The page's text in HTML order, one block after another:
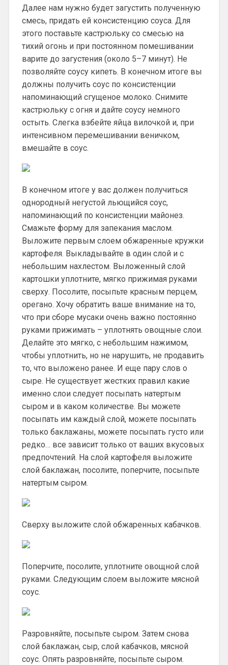
Далее нам нужно будет загустить полученную
смесь, придать ей консистенцию соуса. Для
этого поставьте кастрюльку со смесью на
тихий огонь и при постоянном помешивании
варите до загустения (около 5–7 минут). Не
позволяйте соусу кипеть. В конечном итоге вы
должны получить соус по консистенции
напоминающий сгущеное молоко. Снимите
кастрюльку с огня и дайте соусу немного
остыть. Слегка взбейте яйца вилочкой и, при
интенсивном перемешивании веничком,
вмешайте в соус.
В конечном итоге у вас должен получиться
однородный негустой льющийся соус,
напоминающий по консистенции майонез.
Смажьте форму для запекания маслом.
Выложите первым слоем обжаренные кружки
картофеля. Выкладывайте в один слой и с
небольшим нахлестом. Выложенный слой
картошки уплотните, мягко прижимая руками
сверху. Посолите, посыпьте красным перцем,
орегано. Хочу обратить ваше внимание на то,
что при сборе мусаки очень важно постоянно
руками прижимать – уплотнять овощные слои.
Делайте это мягко, с небольшим нажимом,
чтобы уплотнить, но не нарушить, не продавить
то, что выложено ранее. И еще пару слов о
сыре. Не существует жестких правил какие
именно слои следует посыпать натертым
сыром и в каком количестве. Вы можете
посыпать им каждый слой, можете посыпать
только баклажаны, можете посыпать густо или
редко… все зависит только от ваших вкусовых
предпочтений. На слой картофеля выложите
слой баклажан, посолите, поперчите, посыпьте
натертым сыром.
Сверху выложите слой обжаренных кабачков.
Поперчите, посолите, уплотните овощной слой
руками. Следующим слоем выложите мясной
соус.
Разровняйте, посыпьте сыром. Затем снова
слой баклажан, сыр, слой кабачков, мясной
соус. Опять разровняйте, посыпьте сыром.